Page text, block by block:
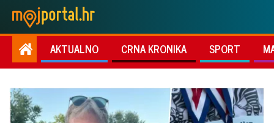
AKTUALNO CRNA KRONIKA SPORT